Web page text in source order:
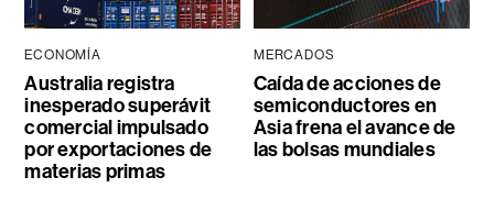
ECONOMÍA
Australia registra
inesperado superávit
comercial impulsado
por exportaciones de
materias primas
MERCADOS
Caída de acciones de
semiconductores en
Asia frena el avance de
las bolsas mundiales